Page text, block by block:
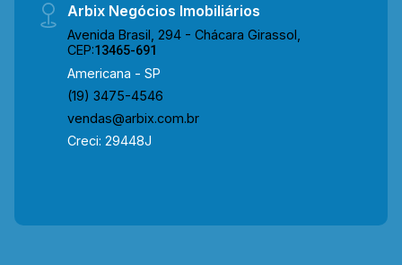
Arbix Negócios Imobiliários
Avenida Brasil, 294 - Chácara Girassol,
CEP:13465-691
Americana - SP
(19) 3475-4546
vendas@arbix.com.br
Creci: 29448J